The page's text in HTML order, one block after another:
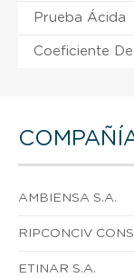
Prueba Ácida
Coeficiente
AMBIENSA S.A.
RIPCONCIV
ETINAR S.A.